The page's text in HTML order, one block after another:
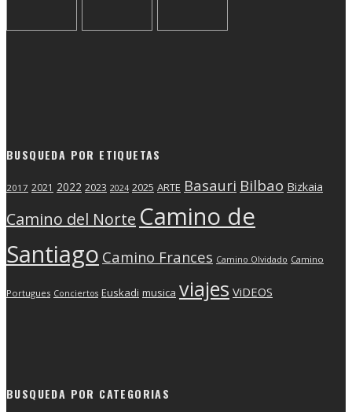
BUSQUEDA POR ETIQUETAS
2017 2021 2022 2023 2024 2025 ARTE Basauri Bilbao Bizkaia
Camino del Norte Camino de
Santiago Camino Frances Camino Olvidado Camino
Portugues Conciertos Euskadi musica viajes ViDEOS
BUSQUEDA POR CATEGORIAS